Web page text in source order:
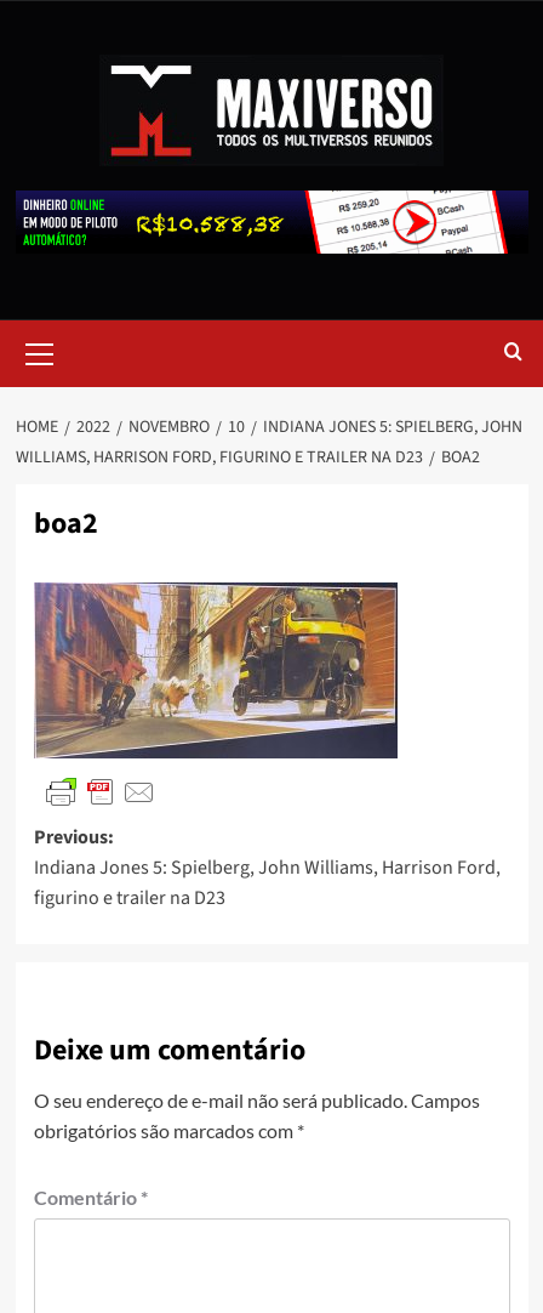
HOME 2022 NOVEMBRO 10
INDIANA JONES 5: SPIELBERG, JOHN
WILLIAMS, HARRISON FORD, FIGURINO E TRAILER NA D23
BOA2
boa2
Previous:
Indiana Jones 5: Spielberg, John Williams, Harrison Ford,
figurino e trailer na D23
Deixe um comentário
O seu endereço de e-mail não será publicado. Campos
obrigatórios são marcados com *
Comentário *